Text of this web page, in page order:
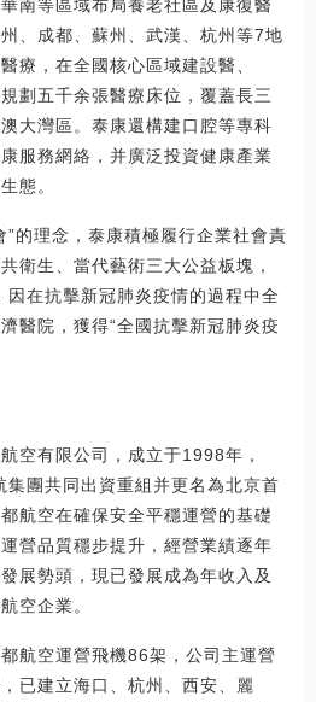
南等區域布局養老社區及康復醫
、成都、蘇州、武漢、杭州等7地
療，在全國核心區域建設醫、
劃五千余張醫療床位，覆蓋長三
大灣區。泰康還構建口腔等專科
服務網絡，并廣泛投資健康產業
態。
”的理念，泰康積極履行企業社會責
衛生、當代藝術三大公益板塊，
在抗擊新冠肺炎疫情的過程中全
醫院，獲得“全國抗擊新冠肺炎疫
空有限公司，成立于1998年，
團共同出資重組并更名為北京首
航空在確保安全平穩運營的基礎
營品質穩步提升，經營業績逐年
展勢頭，現已發展成為年收入及
空企業。
航空運營飛機86架，公司主運營
已建立海口、杭州、西安、麗